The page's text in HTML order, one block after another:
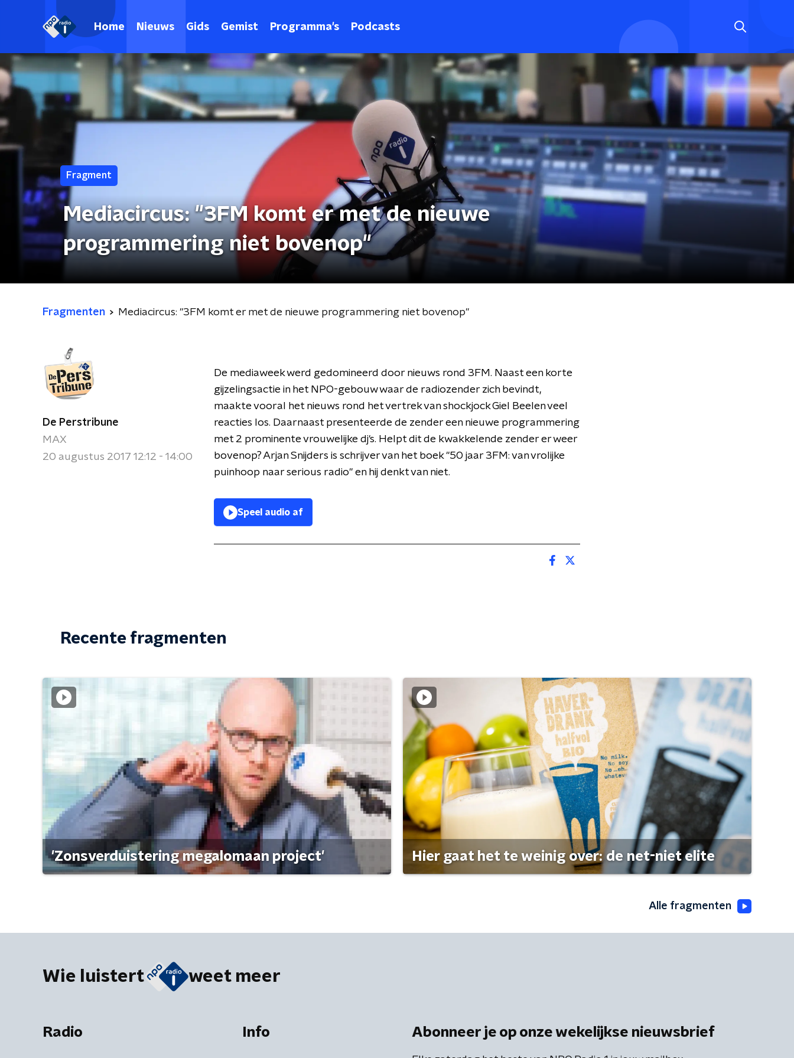
Home Nieuws Gids Gemist Programma's Podcasts
Fragment
Mediacircus: "3FM komt er met de nieuwe
programmering niet bovenop"
Fragmenten Mediacircus: "3FM komt er met de nieuwe programmering niet bovenop"
De Perstribune
MAX
20 augustus 2017 12:12 - 14:00
De mediaweek werd gedomineerd door nieuws rond 3FM. Naast een korte
gijzelingsactie in het NPO-gebouw waar de radiozender zich bevindt,
maakte vooral het nieuws rond het vertrek van shockjock Giel Beelen veel
reacties los. Daarnaast presenteerde de zender een nieuwe programmering
met 2 prominente vrouwelijke dj's. Helpt dit de kwakkelende zender er weer
bovenop? Arjan Snijders is schrijver van het boek "50 jaar 3FM: van vrolijke
puinhoop naar serious radio" en hij denkt van niet.
Speel audio af
Recente fragmenten
'Zonsverduistering megalomaan project' Hier gaat het te weinig over: de net-niet elite
Alle fragmenten
Wie luistert weet meer
Radio Info Abonneer je op onze wekelijkse nieuwsbrief